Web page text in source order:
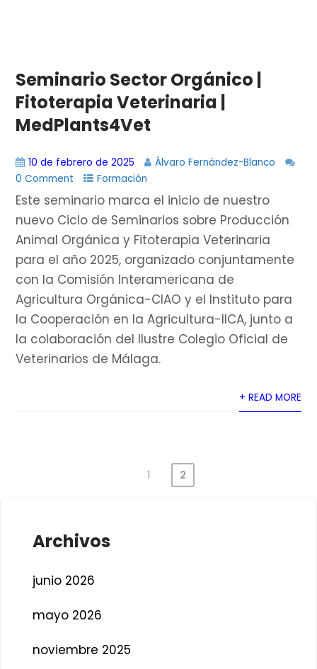
Seminario Sector Orgánico |
Fitoterapia Veterinaria |
MedPlants4Vet
10 de febrero de 2025
Álvaro Fernández-Blanco
0 Comment
Formación
Este seminario marca el inicio de nuestro
nuevo Ciclo de Seminarios sobre Producción
Animal Orgánica y Fitoterapia Veterinaria
para el año 2025, organizado conjuntamente
con la Comisión Interamericana de
Agricultura Orgánica-CIAO y el Instituto para
la Cooperación en la Agricultura-IICA, junto a
la colaboración del Ilustre Colegio Oficial de
Veterinarios de Málaga.
+ READ MORE
entradas
1 2
Archivos
junio 2026
mayo 2026
noviembre 2025